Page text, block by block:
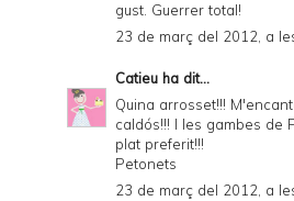
gust. Guerrer total!
23 de març del 2012, a
Catieu ha dit...
Quina arrosset!!!
caldós!!! I les gambes de
plat preferit!!!
Petonets
23 de març del 2012, a